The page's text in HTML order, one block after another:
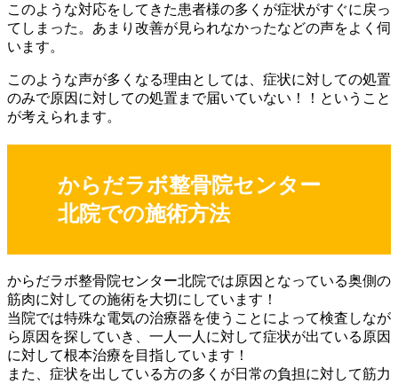
このような対応をしてきた患者様の多くが症状がすぐに戻っ
てしまった。あまり改善が見られなかったなどの声をよく伺
います。
このような声が多くなる理由としては、症状に対しての処置
のみで原因に対しての処置まで届いていない！！ということ
が考えられます。
からだラボ整骨院センター
北院での施術方法
からだラボ整骨院センター北院では原因となっている奥側の
筋肉に対しての施術を大切にしています！
当院では特殊な電気の治療器を使うことによって検査しなが
ら原因を探していき、一人一人に対して症状が出ている原因
に対して根本治療を目指しています！
また、症状を出している方の多くが日常の負担に対して筋力